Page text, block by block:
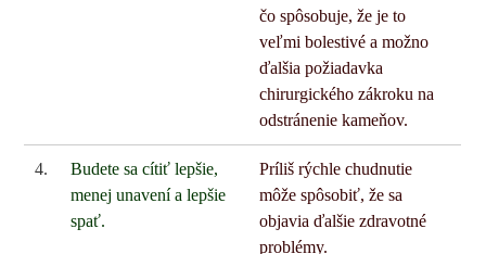
čo spôsobuje, že je to
veľmi bolestivé a možno
ďalšia požiadavka
chirurgického zákroku na
odstránenie kameňov.
4.
Budete sa cítiť lepšie,
menej unavení a lepšie
spať.
Príliš rýchle chudnutie
môže spôsobiť, že sa
objavia ďalšie zdravotné
problémy.